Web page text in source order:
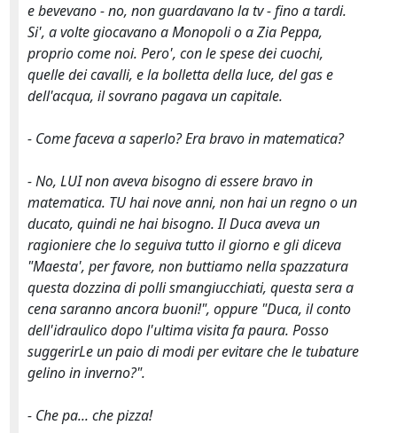
e bevevano - no, non guardavano la tv - fino a tardi.
Si', a volte giocavano a Monopoli o a Zia Peppa,
proprio come noi. Pero', con le spese dei cuochi,
quelle dei cavalli, e la bolletta della luce, del gas e
dell'acqua, il sovrano pagava un capitale.
- Come faceva a saperlo? Era bravo in matematica?
- No, LUI non aveva bisogno di essere bravo in
matematica. TU hai nove anni, non hai un regno o un
ducato, quindi ne hai bisogno. Il Duca aveva un
ragioniere che lo seguiva tutto il giorno e gli diceva
"Maesta', per favore, non buttiamo nella spazzatura
questa dozzina di polli smangiucchiati, questa sera a
cena saranno ancora buoni!", oppure "Duca, il conto
dell'idraulico dopo l'ultima visita fa paura. Posso
suggerirLe un paio di modi per evitare che le tubature
gelino in inverno?".
- Che pa... che pizza!